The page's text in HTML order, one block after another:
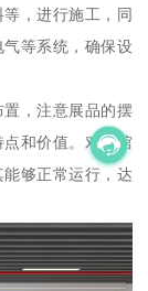
，进行施工，同
等系统，确保设
，注意展品的摆
和价值。对展馆
够正常运行，达